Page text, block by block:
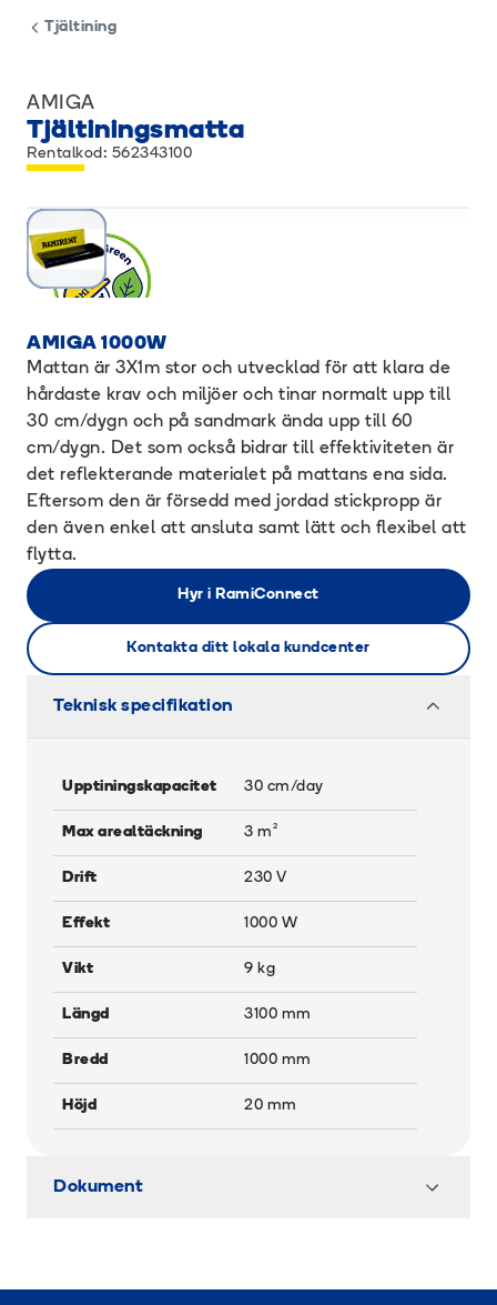
Tjältining
AMIGA
Tjältiningsmatta
Rentalkod: 562343100
AMIGA 1000W
Mattan är 3X1m stor och utvecklad för att klara de
hårdaste krav och miljöer och tinar normalt upp till
30 cm/dygn och på sandmark ända upp till 60
cm/dygn. Det som också bidrar till effektiviteten är
det reflekterande materialet på mattans ena sida.
Eftersom den är försedd med jordad stickpropp är
den även enkel att ansluta samt lätt och flexibel att
flytta.
Hyr i RamiConnect
Kontakta ditt lokala kundcenter
Teknisk specifikation
Upptiningskapacitet 30 cm/day
Max arealtäckning 3 m²
Drift 230 V
Effekt 1000 W
Vikt 9 kg
Längd 3100 mm
Bredd 1000 mm
Höjd 20 mm
Dokument